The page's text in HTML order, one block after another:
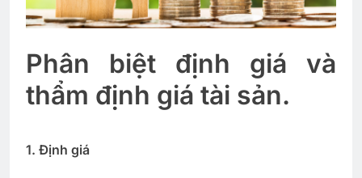
Phân biệt định giá và
thẩm định giá tài sản.
1. Định giá